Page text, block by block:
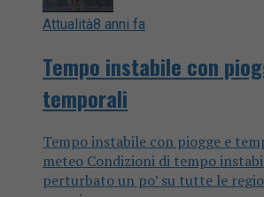
Attualità8 anni fa
Tempo instabile con
temporali
Tempo instabile con piogge e
meteo Condizioni di tempo
perturbato un po’ su tutte le